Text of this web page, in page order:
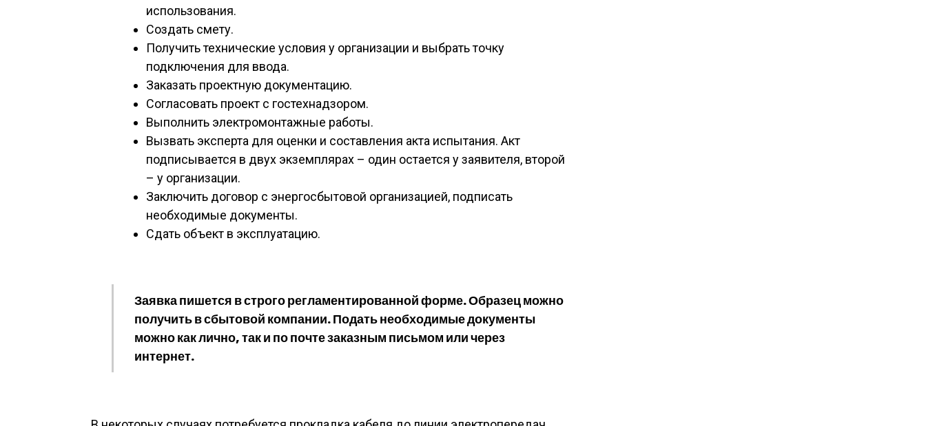
использования.
Создать смету.
Получить технические условия у организации и выбрать точку
подключения для ввода.
Заказать проектную документацию.
Согласовать проект с гостехнадзором.
Выполнить электромонтажные работы.
Вызвать эксперта для оценки и составления акта испытания. Акт
подписывается в двух экземплярах – один остается у заявителя, второй
– у организации.
Заключить договор с энергосбытовой организацией, подписать
необходимые документы.
Сдать объект в эксплуатацию.
Заявка пишется в строго регламентированной форме. Образец можно
получить в сбытовой компании. Подать необходимые документы
можно как лично, так и по почте заказным письмом или через
интернет.